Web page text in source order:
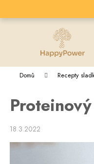
obsah
Domů Recepty
18.3.2022
o
obchodu
obchodu